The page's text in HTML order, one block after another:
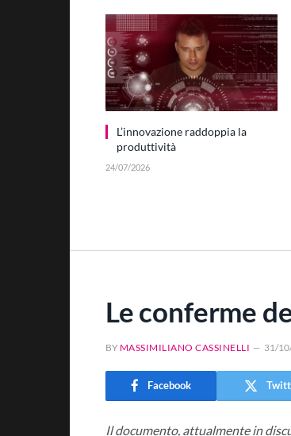
L’innovazione raddoppia la
produttività
24/07/2026
Le conferme
BY MASSIMILIANO CASSINELLI 31/
Facebook
Il documento, attualmente in